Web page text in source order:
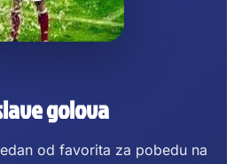
golova
od favorita za pobedu na